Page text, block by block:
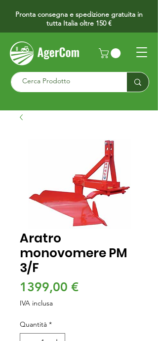
Pronta consegna e spedizione gratuita in
tutta Italia oltre 150 €
Aratro
monovomere PM
3/F
1399,00 €Prezzo
IVA inclusa
Quantità *